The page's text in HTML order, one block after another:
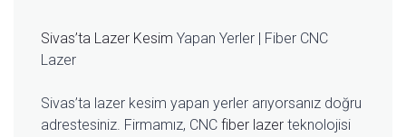
Sivas’ta Lazer Kesim Yapan Yerler | Fiber CNC
Lazer
Sivas’ta lazer kesim yapan yerler arıyorsanız doğru
adrestesiniz. Firmamız, CNC fiber lazer teknolojisi